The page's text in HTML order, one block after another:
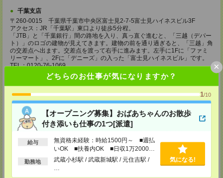
どちらのお仕事が気になりますか？
1/10
【オープニング募集】おばあちゃんのお散歩
付き添いも仕事の1つ[派遣]
給与
無資格未経験：時給1500円～ ■週払
いOK ■扶養内OK ■日収1万2000円
以上
勤務地
武蔵小杉駅 / 武蔵新城駅 / 元住吉駅 /
気になる!
×
千葉支店
〒260-0015 千葉県千葉市中央区富士見2-7-5富士見ハイネスビル3F
アクセス：JR「千葉駅」東口より徒歩5分程。
「JTB」と「千葉銀行」間の路地を入り、真っ直ぐ進むと、「三越（デパー
ト）」のロゴの建物が見えてきます。建物の前を通り過ぎると、「三越」角
の交差点へ出ます。交差点を渡って右手に進みます。左手に1Fに「ファミ
リーマート」、2Fに「デニーズ」の入った「富士見ハイネスビル」です。
TEL：0120-76-1069
chi30@athuman.com
担当：コーディネート担当
高崎支店（旧：前橋支店）
〒370-0849
群馬県高崎市八島町274 高崎高徳ビル 4F
[アクセス]
TEL：0120-25-1069
tks30@athuman.com
担当：人材コーディネート担当